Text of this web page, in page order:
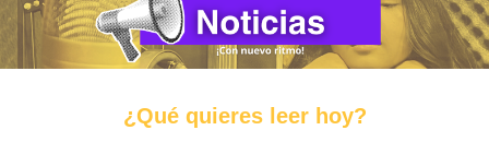
¿Qué quieres leer hoy?